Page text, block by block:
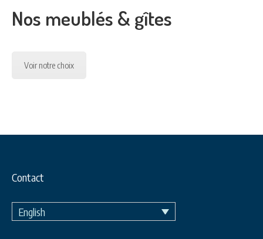
Nos meublés & gîtes
Voir notre choix
Contact
English